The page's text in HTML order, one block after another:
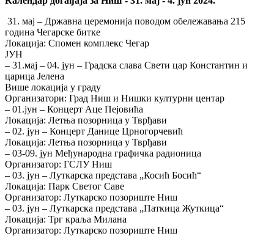
31. мај – Државна церемонија поводом обележавања 215
година Чегарске битке
Локација: Спомен комплекс Чегар
ЈУН
– 31.мај – 04. јун – Градска слава Свети цар Константин и
царица Јелена
Више локација у граду
Организатори: Град Ниш и Нишки културни центар
– 01.јун – Концерт Аце Пејовића
Локација: Летња позорница у Тврђави
– 02. јун – Концерт Данице Црногорчевић
Локација: Летња позорница у Тврђави
– 03-09. јун Међународна графичка радионица
Организатор: ГСЛУ Ниш
– 03. јун – Луткарска представа „Косић Босић“
Локација: Парк Светог Саве
Организатор: Луткарско позориште Ниш
– 03. јун – Луткарска представа „Паткица Жуткица“
Локација: Трг краља Милана
Организатор: Луткарско позориште Ниш